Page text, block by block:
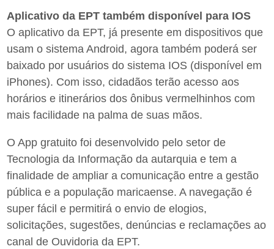
Aplicativo da EPT também disponível para IOS
O aplicativo da EPT, já presente em dispositivos que
usam o sistema Android, agora também poderá ser
baixado por usuários do sistema IOS (disponível em
iPhones). Com isso, cidadãos terão acesso aos
horários e itinerários dos ônibus vermelhinhos com
mais facilidade na palma de suas mãos.
O App gratuito foi desenvolvido pelo setor de
Tecnologia da Informação da autarquia e tem a
finalidade de ampliar a comunicação entre a gestão
pública e a população maricaense. A navegação é
super fácil e permitirá o envio de elogios,
solicitações, sugestões, denúncias e reclamações ao
canal de Ouvidoria da EPT.